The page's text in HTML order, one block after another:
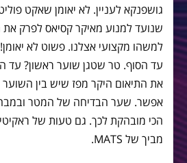
גושפנקא לעניין. לא יאומן שאקט
שנועד למנוע מאיקר קסיאס לפרק
למשהו מקצועי אצלנו. פשוט לא
עד הסוף. טר שטגן שוער ראשון? עד
את התיאום היקר מפז שיש בין
אפשר. שער הבדיחה של המטר ובמבה
הכי מובהקת לכך. גם טעות של
מביך של MATS.